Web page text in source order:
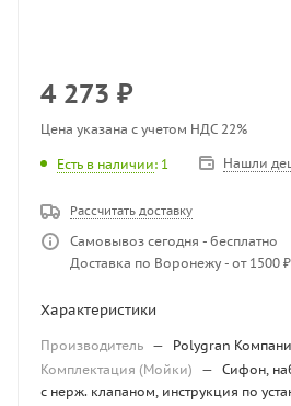
4 273 ₽
Цена указана с учетом НДС 22%
Есть в наличии: 1 Нашли
Рассчитать доставку
Самовывоз сегодня - бесплатно
Доставка по Воронежу - от 1500 ₽
Характеристики
Производитель —
Polygran
Комплектация (Мойки)
— Сифон,
с нерж. клапаном, инструкция по